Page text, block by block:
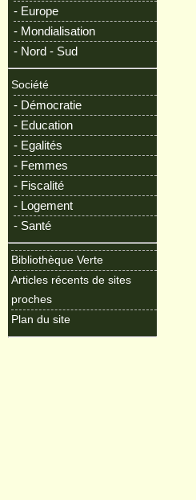
- Europe
- Mondialisation
- Nord - Sud
Société
- Démocratie
- Education
- Egalités
- Femmes
- Fiscalité
- Logement
- Santé
Bibliothèque Verte
Articles récents de sites
proches
Plan du site